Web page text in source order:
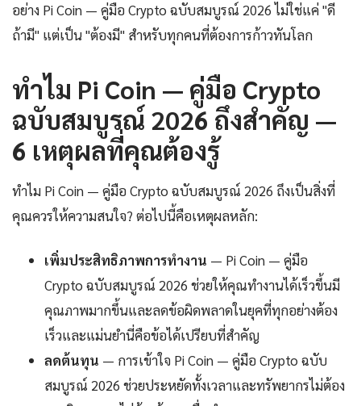
อย่าง Pi Coin — คู่มือ Crypto ฉบับสมบูรณ์ 2026 ไม่ใช่แค่ "ดี
ถ้ามี" แต่เป็น "ต้องมี" สำหรับทุกคนที่ต้องการก้าวทันโลก
ทำไม Pi Coin — คู่มือ Crypto
ฉบับสมบูรณ์ 2026 ถึงสำคัญ —
6 เหตุผลที่คุณต้องรู้
ทำไม Pi Coin — คู่มือ Crypto ฉบับสมบูรณ์ 2026 ถึงเป็นสิ่งที่
คุณควรให้ความสนใจ? ต่อไปนี้คือเหตุผลหลัก:
เพิ่มประสิทธิภาพการทำงาน — Pi Coin — คู่มือ
Crypto ฉบับสมบูรณ์ 2026 ช่วยให้คุณทำงานได้เร็วขึ้นมี
คุณภาพมากขึ้นและลดข้อผิดพลาดในยุคที่ทุกอย่างต้อง
เร็วและแม่นยำนี่คือข้อได้เปรียบที่สำคัญ
ลดต้นทุน — การเข้าใจ Pi Coin — คู่มือ Crypto ฉบับ
สมบูรณ์ 2026 ช่วยประหยัดทั้งเวลาและทรัพยากรไม่ต้อง